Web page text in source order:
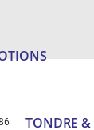
TONDRE &